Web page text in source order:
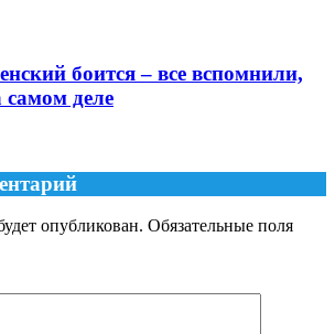
боится – все вспомнили,
самом деле
опубликован. Обязательные поля